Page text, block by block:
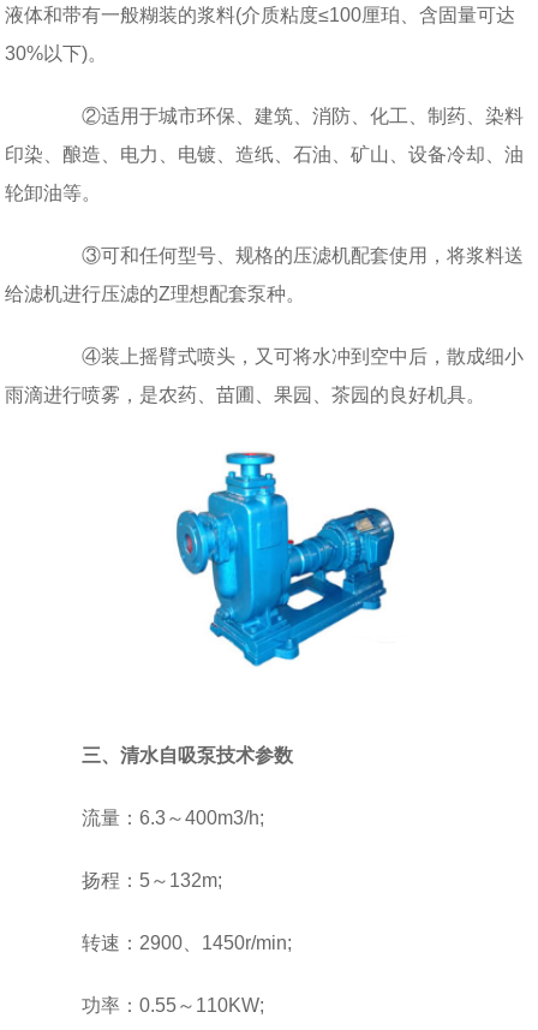
液体和带有一般糊装的浆料(介质粘度≤100厘珀、含固量可达
30%以下)。
②适用于城市环保、建筑、消防、化工、制药、染料
印染、酿造、电力、电镀、造纸、石油、矿山、设备冷却、油
轮卸油等。
③可和任何型号、规格的压滤机配套使用，将浆料送
给滤机进行压滤的Z理想配套泵种。
④装上摇臂式喷头，又可将水冲到空中后，散成细小
雨滴进行喷雾，是农药、苗圃、果园、茶园的良好机具。
三、清水自吸泵技术参数
流量：6.3～400m3/h;
扬程：5～132m;
转速：2900、1450r/min;
功率：0.55～110KW;